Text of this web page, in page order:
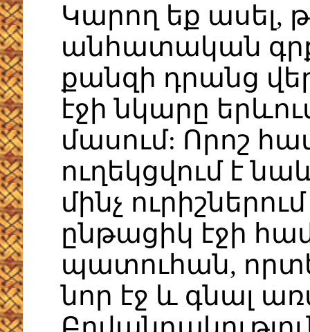
Կարող եք ասել,
անհատական
քանզի դրանց
էջի նկարը
մասում: Որոշ
ուղեկցվում է
մինչ
ընթացիկ էջի
պատուհան,
նոր էջ և գնալ